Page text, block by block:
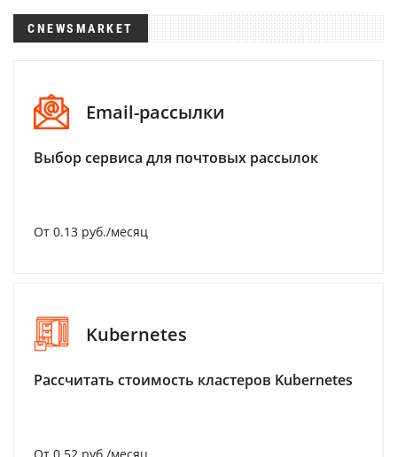
CNEWSMARKET
Email-рассылки
Выбор сервиса для почтовых рассылок
От 0.13 руб./месяц
Kubernetes
Рассчитать стоимость кластеров Kubernetes